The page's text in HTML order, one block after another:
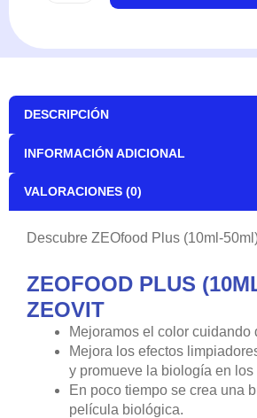
DESCRIPCIÓN
INFORMACIÓN ADICIONAL
VALORACIONES (0)
Descubre ZEOfood Plus (10ml-
ZEOFOOD PLUS
ZEOVIT
Mejoramos el color cuidando
Mejora los efectos
y promueve la biología en
En poco tiempo se crea una
película biológica.